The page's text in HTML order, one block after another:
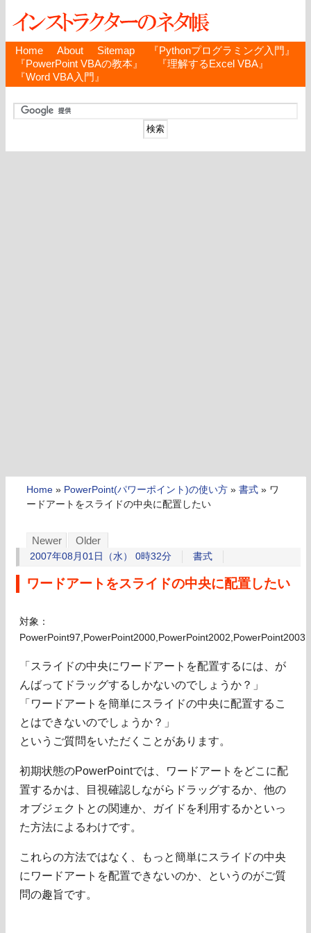
Home About Sitemap
『Pythonプログラミング入門』
『PowerPoint VBAの教本』
『理解するExcel VBA』
『Word VBA入門』
Home » PowerPoint(パワーポイント)の使い方 » 書式 » ワ
ードアートをスライドの中央に配置したい
Newer Older
2007年08月01日（水） 0時32分 書式
ワードアートをスライドの中央に配置したい
対象：
PowerPoint97,PowerPoint2000,PowerPoint2002,PowerPoint2003
「スライドの中央にワードアートを配置するには、が
んばってドラッグするしかないのでしょうか？」
「ワードアートを簡単にスライドの中央に配置するこ
とはできないのでしょうか？」
というご質問をいただくことがあります。
初期状態のPowerPointでは、ワードアートをどこに配
置するかは、目視確認しながらドラッグするか、他の
オブジェクトとの関連か、ガイドを利用するかといっ
た方法によるわけです。
これらの方法ではなく、もっと簡単にスライドの中央
にワードアートを配置できないのか、というのがご質
問の趣旨です。